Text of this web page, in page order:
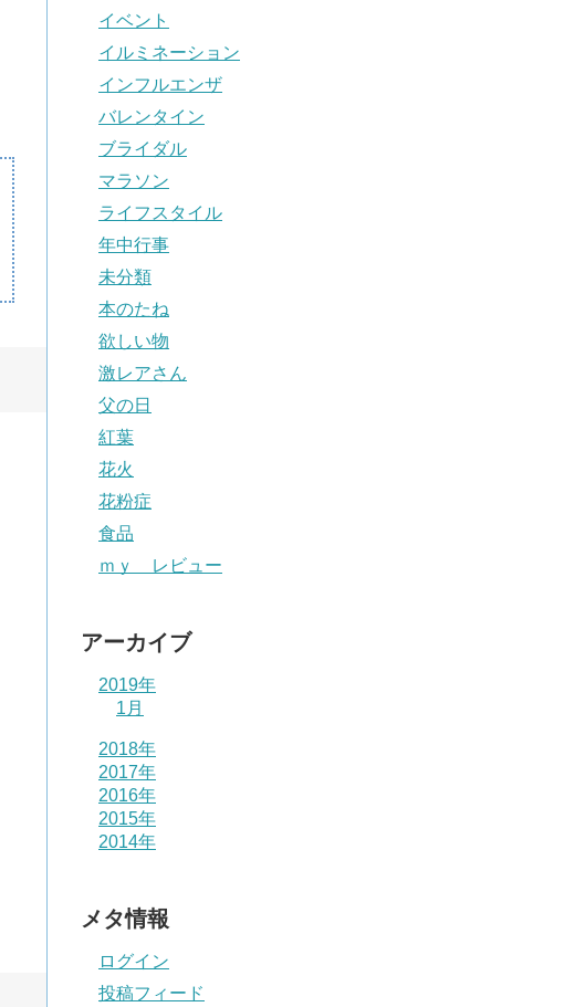
イベント
イルミネーション
インフルエンザ
バレンタイン
ブライダル
マラソン
ライフスタイル
年中行事
未分類
本のたね
欲しい物
激レアさん
父の日
紅葉
花火
花粉症
食品
ｍｙ レビュー
アーカイブ
2019年
1月
2018年
2017年
2016年
2015年
2014年
メタ情報
ログイン
投稿フィード